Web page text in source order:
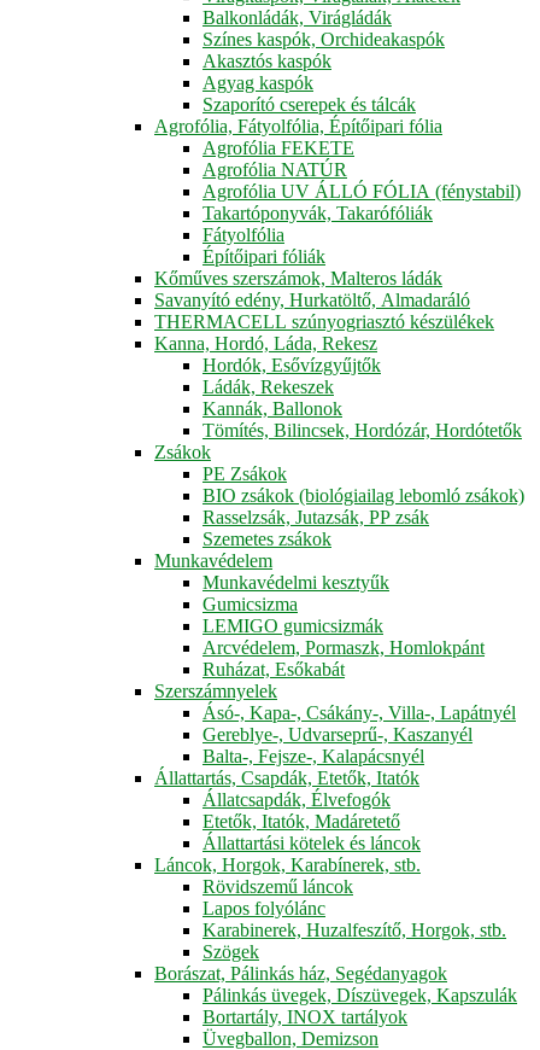
Balkonládák, Virágládák
Színes kaspók, Orchideakaspók
Akasztós kaspók
Agyag kaspók
Szaporító cserepek és tálcák
Agrofólia, Fátyolfólia, Építőipari fólia
Agrofólia FEKETE
Agrofólia NATÚR
Agrofólia UV ÁLLÓ FÓLIA (fénystabil)
Takartóponyvák, Takarófóliák
Fátyolfólia
Építőipari fóliák
Kőműves szerszámok, Malteros ládák
Savanyító edény, Hurkatöltő, Almadaráló
THERMACELL szúnyogriasztó készülékek
Kanna, Hordó, Láda, Rekesz
Hordók, Esővízgyűjtők
Ládák, Rekeszek
Kannák, Ballonok
Tömítés, Bilincsek, Hordózár, Hordótetők
Zsákok
PE Zsákok
BIO zsákok (biológiailag lebomló zsákok)
Rasselzsák, Jutazsák, PP zsák
Szemetes zsákok
Munkavédelem
Munkavédelmi kesztyűk
Gumicsizma
LEMIGO gumicsizmák
Arcvédelem, Pormaszk, Homlokpánt
Ruházat, Esőkabát
Szerszámnyelek
Ásó-, Kapa-, Csákány-, Villa-, Lapátnyél
Gereblye-, Udvarseprű-, Kaszanyél
Balta-, Fejsze-, Kalapácsnyél
Állattartás, Csapdák, Etetők, Itatók
Állatcsapdák, Élvefogók
Etetők, Itatók, Madáretető
Állattartási kötelek és láncok
Láncok, Horgok, Karabínerek, stb.
Rövidszemű láncok
Lapos folyólánc
Karabinerek, Huzalfeszítő, Horgok, stb.
Szögek
Borászat, Pálinkás ház, Segédanyagok
Pálinkás üvegek, Díszüvegek, Kapszulák
Bortartály, INOX tartályok
Üvegballon, Demizson